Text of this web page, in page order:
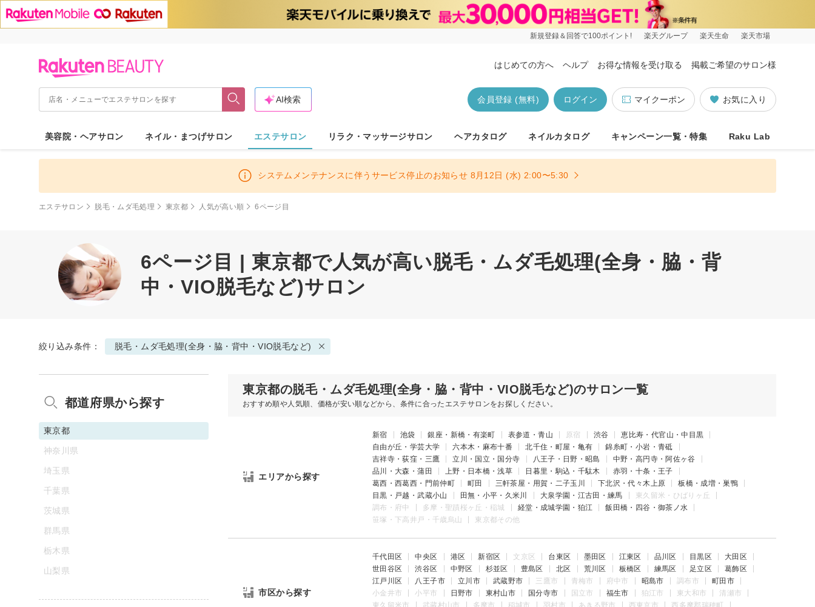
新規登録＆回答で100ポイント! 楽天グループ 楽天生命 楽天市場
はじめての方へ ヘルプ お得な情報を受け取る 掲載ご希望のサロン様
お気に入り
マイクーポン
ログイン
会員登録 (無料)
AI検索
美容院・ヘアサロン ネイル・まつげサロン エステサロン リラク・マッサージサロン ヘアカタログ ネイルカタログ キャンペーン一覧・特集 Raku Lab
システムメンテナンスに伴うサービス停止のお知らせ 8月12日 (水) 2:00〜5:30
エステサロン 脱毛・ムダ毛処理 東京都 人気が高い順 6ページ目
6ページ目 | 東京都で人気が高い脱毛・ムダ毛処理(全身・脇・背
中・VIO脱毛など)サロン
絞り込み条件： 脱毛・ムダ毛処理(全身・脇・背中・VIO脱毛など)
東京都の脱毛・ムダ毛処理(全身・脇・背中・VIO脱毛など)のサロン一覧
おすすめ順や人気順、価格が安い順などから、条件に合ったエステサロンをお探しください。
エリアから探す
新宿 池袋 銀座・新橋・有楽町 表参道・青山 原宿 渋谷
恵比寿・代官山・中目黒
自由が丘・学芸大学
六本木・麻布十番 北千住・町屋・亀有
錦糸町・小岩・青砥
吉祥寺・荻窪・三鷹
立川・国立・国分寺 八王子・日野・昭島
中野・高円寺・阿佐ヶ谷
品川・大森・蒲田
上野・日本橋・浅草 日暮里・駒込・千駄木
赤羽・十条・王子
葛西・西葛西・門前仲町
町田 三軒茶屋・用賀・二子玉川 下北沢・代々木上原
板橋・成増・巣鴨
目黒・戸越・武蔵小山
田無・小平・久米川 大泉学園・江古田・練馬
東久留米・ひばりヶ丘
調布・府中
多摩・聖蹟桜ヶ丘・稲城 経堂・成城学園・狛江
飯田橋・四谷・御茶ノ水
笹塚・下高井戸・千歳烏山
東京都その他
市区から探す
千代田区 中央区 港区 新宿区 文京区 台東区 墨田区 江東区 品川区 目黒区
大田区
世田谷区
渋谷区 中野区 杉並区 豊島区 北区 荒川区 板橋区 練馬区 足立区
葛飾区
江戸川区
八王子市 立川市 武蔵野市 三鷹市 青梅市 府中市 昭島市 調布市
町田市
小金井市
小平市 日野市 東村山市 国分寺市 国立市 福生市 狛江市 東大和市
清瀬市
東久留米市
武蔵村山市 多摩市 稲城市 羽村市 あきる野市 西東京市
西多摩郡瑞穂町
都道府県から探す
東京都
神奈川県
埼玉県
千葉県
茨城県
群馬県
栃木県
山梨県